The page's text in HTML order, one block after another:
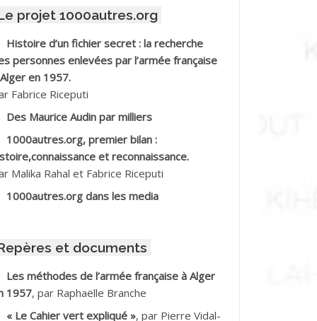
Ahmed
Mohamed ben Kaddour
Kouider
Ahmed dit le Coiffeur
Mohamed
Salah
M.*
projet 1000autres.org
Histoire d’un fichier secret : la recherche
personnes enlevées par l’armée française
en 1957.
Fabrice Riceputi
Des Maurice Audin par milliers
1000autres.org, premier bilan :
et reconnaissance.
Malika Rahal et Fabrice Riceputi
1000autres.org dans les media
et documents
Les méthodes de l’armée française à Alger
1957, par Raphaëlle Branche
« Le Cahier vert expliqué », par Pierre Vidal-